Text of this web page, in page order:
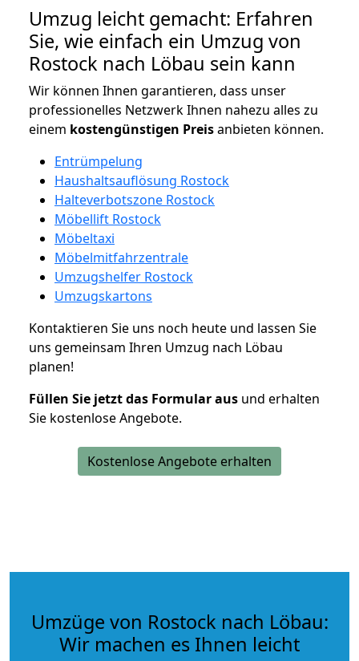
Umzug leicht gemacht: Erfahren
Sie, wie einfach ein Umzug von
Rostock nach Löbau sein kann
Wir können Ihnen garantieren, dass unser
professionelles Netzwerk Ihnen nahezu alles zu
einem kostengünstigen Preisanbieten können.
Entrümpelung
Haushaltsauflösung Rostock
Halteverbotszone Rostock
Möbellift Rostock
Möbeltaxi
Möbelmitfahrzentrale
Umzugshelfer Rostock
Umzugskartons
Kontaktieren Sie uns noch heute und lassen Sie
uns gemeinsam Ihren Umzug nach Löbau
planen!
Füllen Sie jetzt das Formular aus und erhalten
Sie kostenlose Angebote.
Kostenlose Angebote erhalten
Umzüge von Rostock nach Löbau:
Wir machen es Ihnen leicht